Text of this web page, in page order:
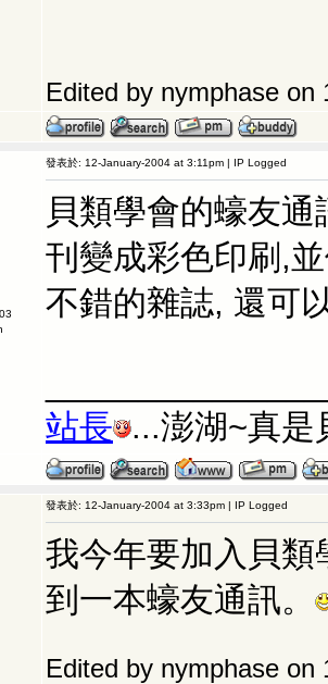
Edited by nymphase on
發表於: 12-January-2004 at 3:11pm | IP Logged
貝類學會的蠔友
刊變成彩色印刷,
不錯的雜誌, 還可
站長 ...澎湖~真是
發表於: 12-January-2004 at 3:33pm | IP Logged
我今年要加入貝
到一本蠔友通訊。
Edited by nymphase on